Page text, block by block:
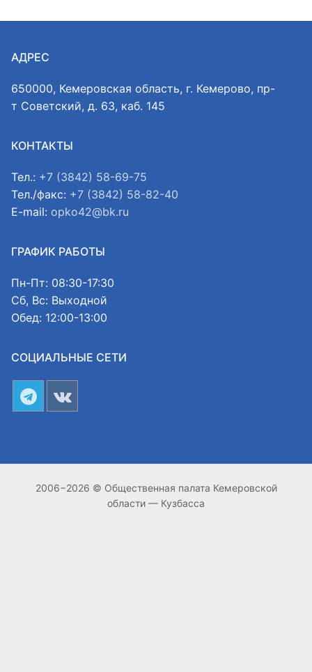
АДРЕС
650000, Кемеровская область, г. Кемерово, пр-
т Советский, д. 63, каб. 145
КОНТАКТЫ
Тел.: +7 (3842) 58-69-75
Тел./факс: +7 (3842) 58-82-40
E-mail: opko42@bk.ru
ГРАФИК РАБОТЫ
Пн-Пт: 08:30-17:30
Сб, Вс: Выходной
Обед: 12:00-13:00
СОЦИАЛЬНЫЕ СЕТИ
2006−2026 © Общественная палата Кемеровской
области — Кузбасса